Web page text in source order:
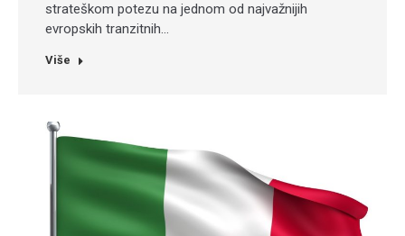
strateškom potezu na jednom od najvažnijih
evropskih tranzitnih…
Više